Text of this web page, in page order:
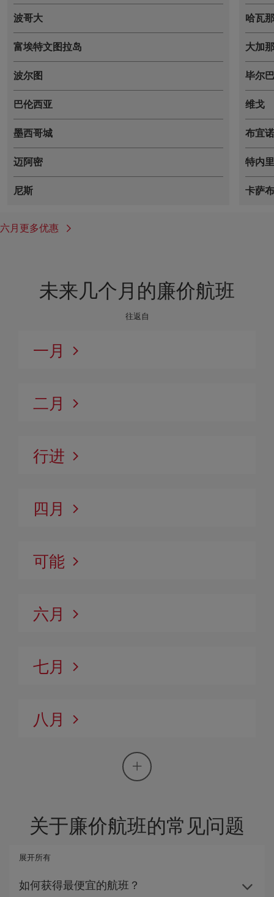
波哥大
富埃特文图拉岛
波尔图
巴伦西亚
墨西哥城
迈阿密
尼斯
哈瓦
大加
毕尔
维戈
布宜
特内
卡萨
六月更多优惠
未来几个月的廉价航班
往返自
一月
二月
行进
四月
可能
六月
七月
八月
关于廉价航班的常见问题
展开所有
如何获得最便宜的航班？